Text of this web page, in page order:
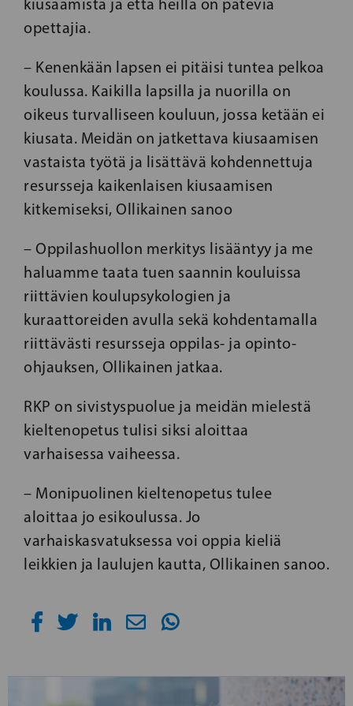
kiusaamista ja että heillä on päteviä
opettajia.
– Kenenkään lapsen ei pitäisi tuntea pelkoa
koulussa. Kaikilla lapsilla ja nuorilla on
oikeus turvalliseen kouluun, jossa ketään ei
kiusata. Meidän on jatkettava kiusaamisen
vastaista työtä ja lisättävä kohdennettuja
resursseja kaikenlaisen kiusaamisen
kitkemiseksi, Ollikainen sanoo
– Oppilashuollon merkitys lisääntyy ja me
haluamme taata tuen saannin kouluissa
riittävien koulupsykologien ja
kuraattoreiden avulla sekä kohdentamalla
riittävästi resursseja oppilas- ja opinto-
ohjauksen, Ollikainen jatkaa.
RKP on sivistyspuolue ja meidän mielestä
kieltenopetus tulisi siksi aloittaa
varhaisessa vaiheessa.
– Monipuolinen kieltenopetus tulee
aloittaa jo esikoulussa. Jo
varhaiskasvatuksessa voi oppia kieliä
leikkien ja laulujen kautta, Ollikainen sanoo.